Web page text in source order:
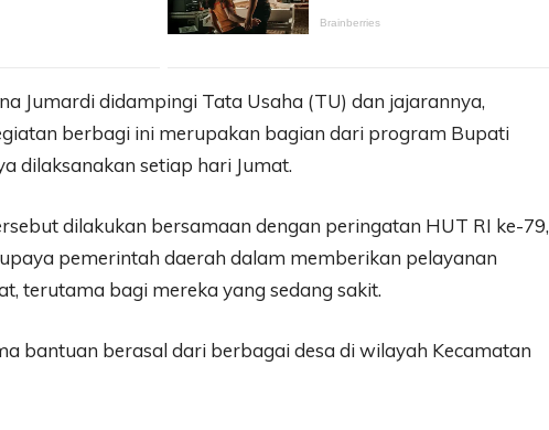
Jumardi didampingi Tata Usaha (TU) dan jajarannya,
berbagi ini merupakan bagian dari program Bupati
dilaksanakan setiap hari Jumat.
dilakukan bersamaan dengan peringatan HUT RI ke-79,
pemerintah daerah dalam memberikan pelayanan
terutama bagi mereka yang sedang sakit.
bantuan berasal dari berbagai desa di wilayah Kecamatan